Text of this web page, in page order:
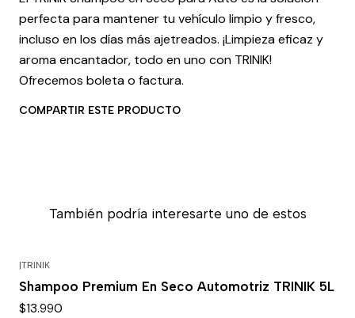
perfecta para mantener tu vehículo limpio y fresco,
incluso en los días más ajetreados. ¡Limpieza eficaz y
aroma encantador, todo en uno con TRINIK!
Ofrecemos boleta o factura.
COMPARTIR ESTE PRODUCTO
También podría interesarte uno de estos
|TRINIK
Shampoo Premium En Seco Automotriz TRINIK 5L
$13.990